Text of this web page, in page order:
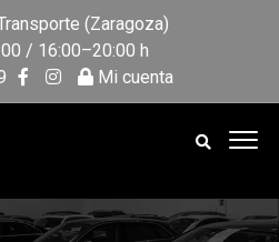
(Zaragoza)
/ 16:00–20:00 h
Mi cuenta